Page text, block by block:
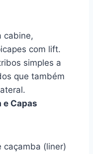
cabine,
com lift.
simples a
que também
e Capas
caçamba (liner)